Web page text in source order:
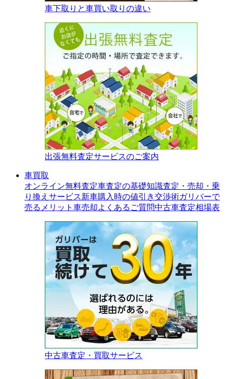
車下取りと車買い取りの違い
出張無料査定サービスのご案内
車買取
オンライン無料査定車査定の基礎知識査定・売却・乗
り換えサービス新車購入時の値引き交渉術ガリバーで
売るメリット 車売却よくあるご質問中古車査定相場表
中古車査定・買取サービス